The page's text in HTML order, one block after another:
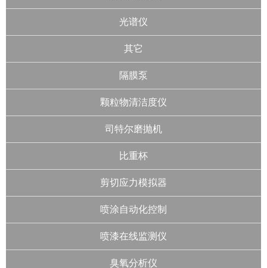
光谱仪
其它
隔膜泵
颗粒物清洁度仪
司特尔磨抛机
比重杯
剪切应力模拟器
喷涂自动化控制
喷漆在线监测仪
臭氧分析仪